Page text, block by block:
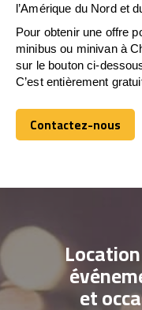
l’Amérique du Nord et
Pour obtenir une offre
minibus ou minivan à
sur le bouton ci-
C’est entièrement
Contactez-nous
Contactez-nous
et